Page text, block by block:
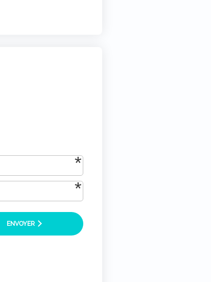
confidentialite/)
ENVOYER